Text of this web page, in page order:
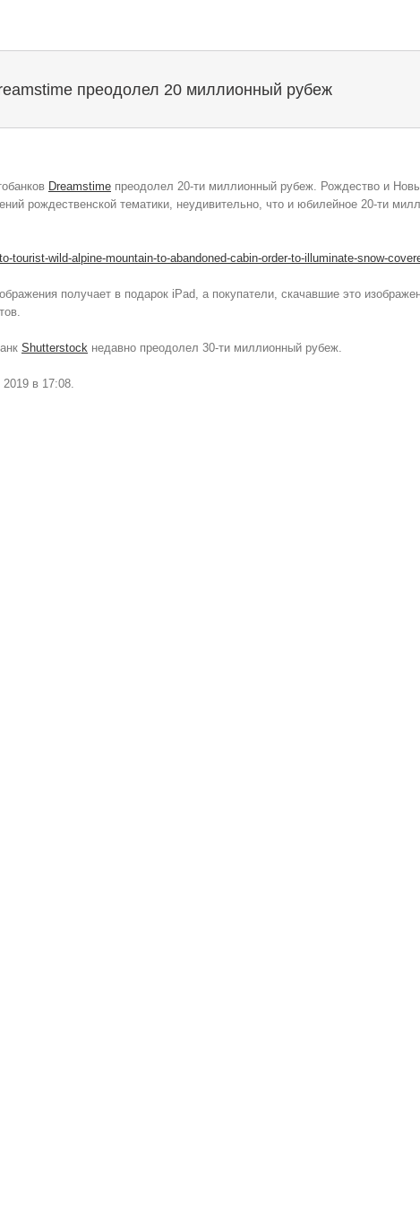
преодолел 20 миллионный рубеж
Dreamstime преодолел 20-ти миллионный рубеж. Рождество и
рождественской тематики, неудивительно, что и юбилейное 20-ти
получает в подарок iPad, а покупатели, скачавшие это
Shutterstock недавно преодолел 30-ти миллионный рубеж.
в 17:08.